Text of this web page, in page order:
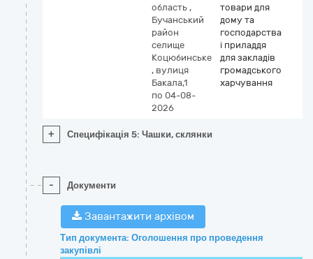
область ,
Бучанський
район
селище
Коцюбинське
, вулиця
Бакала,1
по 04-08-
2026
товари для
дому та
господарства
і приладдя
для закладів
громадського
харчування
+ Специфікація 5: Чашки, склянки
- Документи
Завантажити архівом
Тип документа: Оголошення про проведення
закупівлі